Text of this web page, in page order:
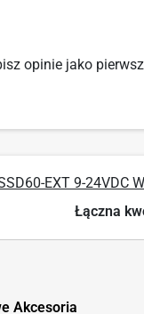
opinie jako
EXT 9-24VDC
Łączna
Akcesoria